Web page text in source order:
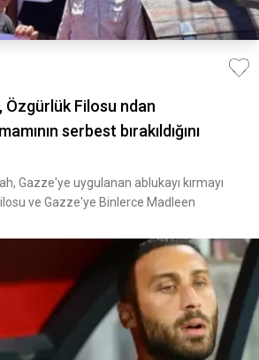
Filosu ndan
serbest bırakıldığını
Gazze'ye uygulanan ablukayı kırmayı
ve Gazze'ye Binlerce Madleen